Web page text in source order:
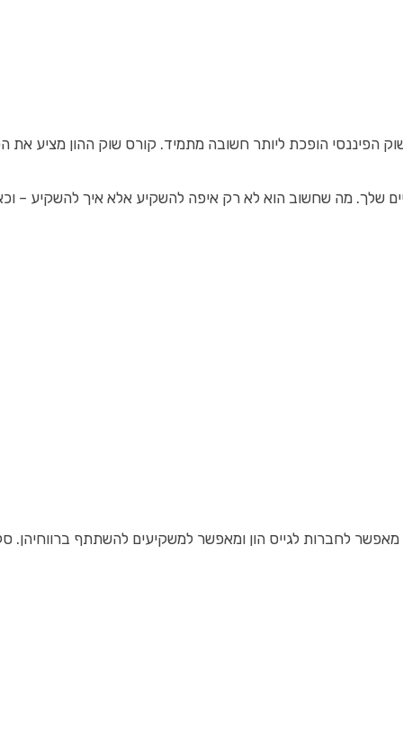
הופכת ליותר חשובה מתמיד. קורס שוק ההון מציע את
שלך. מה שחשוב הוא לא רק איפה להשקיע אלא איך להשקיע –
מאפשר לחברות לגייס הון ומאפשר למשקיעים להשתתף